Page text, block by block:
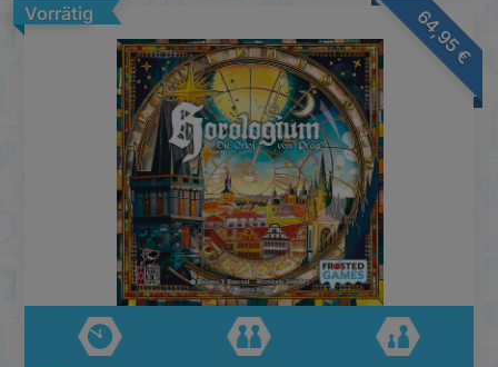
64,95
€
Vorrätig